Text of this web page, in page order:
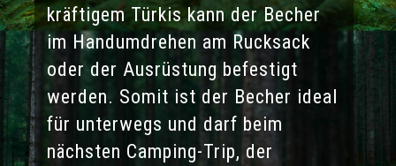
kräftigem Türkis kann der Becher
im Handumdrehen am Rucksack
oder der Ausrüstung befestigt
werden. Somit ist der Becher ideal
für unterwegs und darf beim
nächsten Camping-Trip, der